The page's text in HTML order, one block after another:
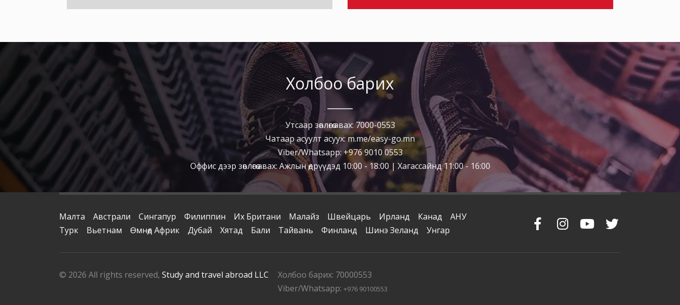
Холбоо барих
Утсаар зөвлөгөө авах: 7000-0553
Чатаар асуулт асуух: m.me/easy-go.mn
Viber/Whatsapp: +976 9010 0553
Оффис дээр зөвлөгөө авах: Ажлын өдрүүдэд 10:00 - 18:00 | Хагассайнд 11:00 - 16:00
Малта Австрали Сингапур Филиппин Их Британи Малайз Швейцарь Ирланд Канад
АНУ
Турк
Вьетнам Өмнөд Африк Дубай Хятад Бали Тайвань Финланд Шинэ Зеланд Унгар
Холбоо барих: 70000553
Viber/Whatsapp: +976 90100553
© 2026 All rights reserved, Study and travel abroad LLC